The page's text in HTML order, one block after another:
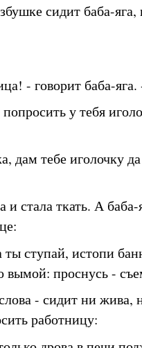
сидит баба-яга,
- говорит баба-
у тебя
тебе иголочку
и стала ткать. А
ты ступай, истопи
вымой: проснусь -
- сидит ни жива,
работницу: